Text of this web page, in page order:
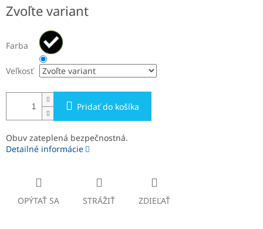
cena:
Zvoľte variant
Farba
Veľkosť
Pridať do košíka
Obuv zateplená bezpečnostná.
Detailné informácie
OPÝTAŤ SA STRÁŽIŤ ZDIEĽAŤ